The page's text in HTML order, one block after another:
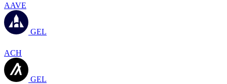
AAVE
GEL
ACH
GEL